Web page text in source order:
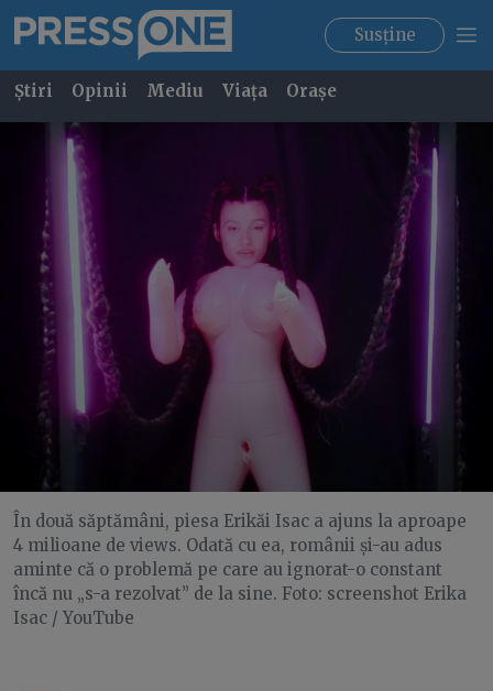
Susține
Știri Opinii Mediu Viața Orașe
În două săptămâni, piesa Erikăi Isac a ajuns la aproape
4 milioane de views. Odată cu ea, românii și-au adus
aminte că o problemă pe care au ignorat-o constant
încă nu „s-a rezolvat” de la sine. Foto: screenshot Erika
Isac / YouTube